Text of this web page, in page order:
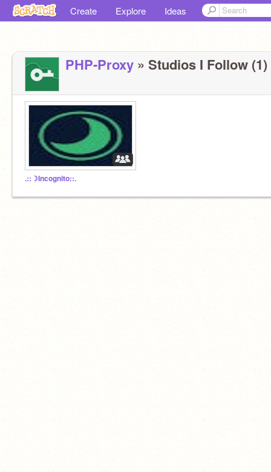
Create Explore Ideas
PHP-Proxy » Studios I Follow (1)
.::☽Incognito::.